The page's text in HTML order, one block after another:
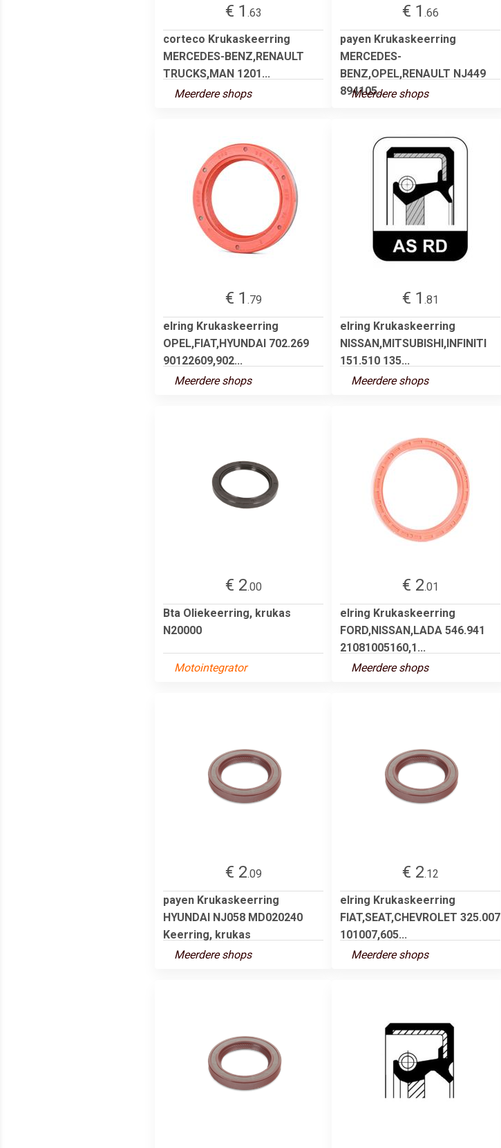
€ 1 .63
corteco Krukaskeerring
MERCEDES-BENZ,RENAULT
TRUCKS,MAN 1201...
Meerdere shops
€ 1 .66
payen Krukaskeerring
MERCEDES-
BENZ,OPEL,RENAULT NJ449
894105...
Meerdere shops
€ 1 .79
elring Krukaskeerring
OPEL,FIAT,HYUNDAI 702.269
90122609,902...
Meerdere shops
€ 1 .81
elring Krukaskeerring
NISSAN,MITSUBISHI,INFINITI
151.510 135...
Meerdere shops
€ 2.00
Bta Oliekeerring, krukas
N20000
Motointegrator
€ 2.01
elring Krukaskeerring
FORD,NISSAN,LADA 546.941
21081005160,1...
Meerdere shops
€ 2.09
payen Krukaskeerring
HYUNDAI NJ058 MD020240
Keerring, krukas
Meerdere shops
€ 2.12
elring Krukaskeerring
FIAT,SEAT,CHEVROLET 325.007
101007,605...
Meerdere shops